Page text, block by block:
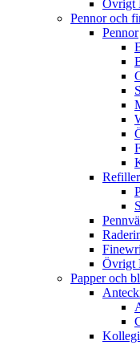
Övrigt
Pennor och
Pennor
Refiller
Övrigt
Papper och